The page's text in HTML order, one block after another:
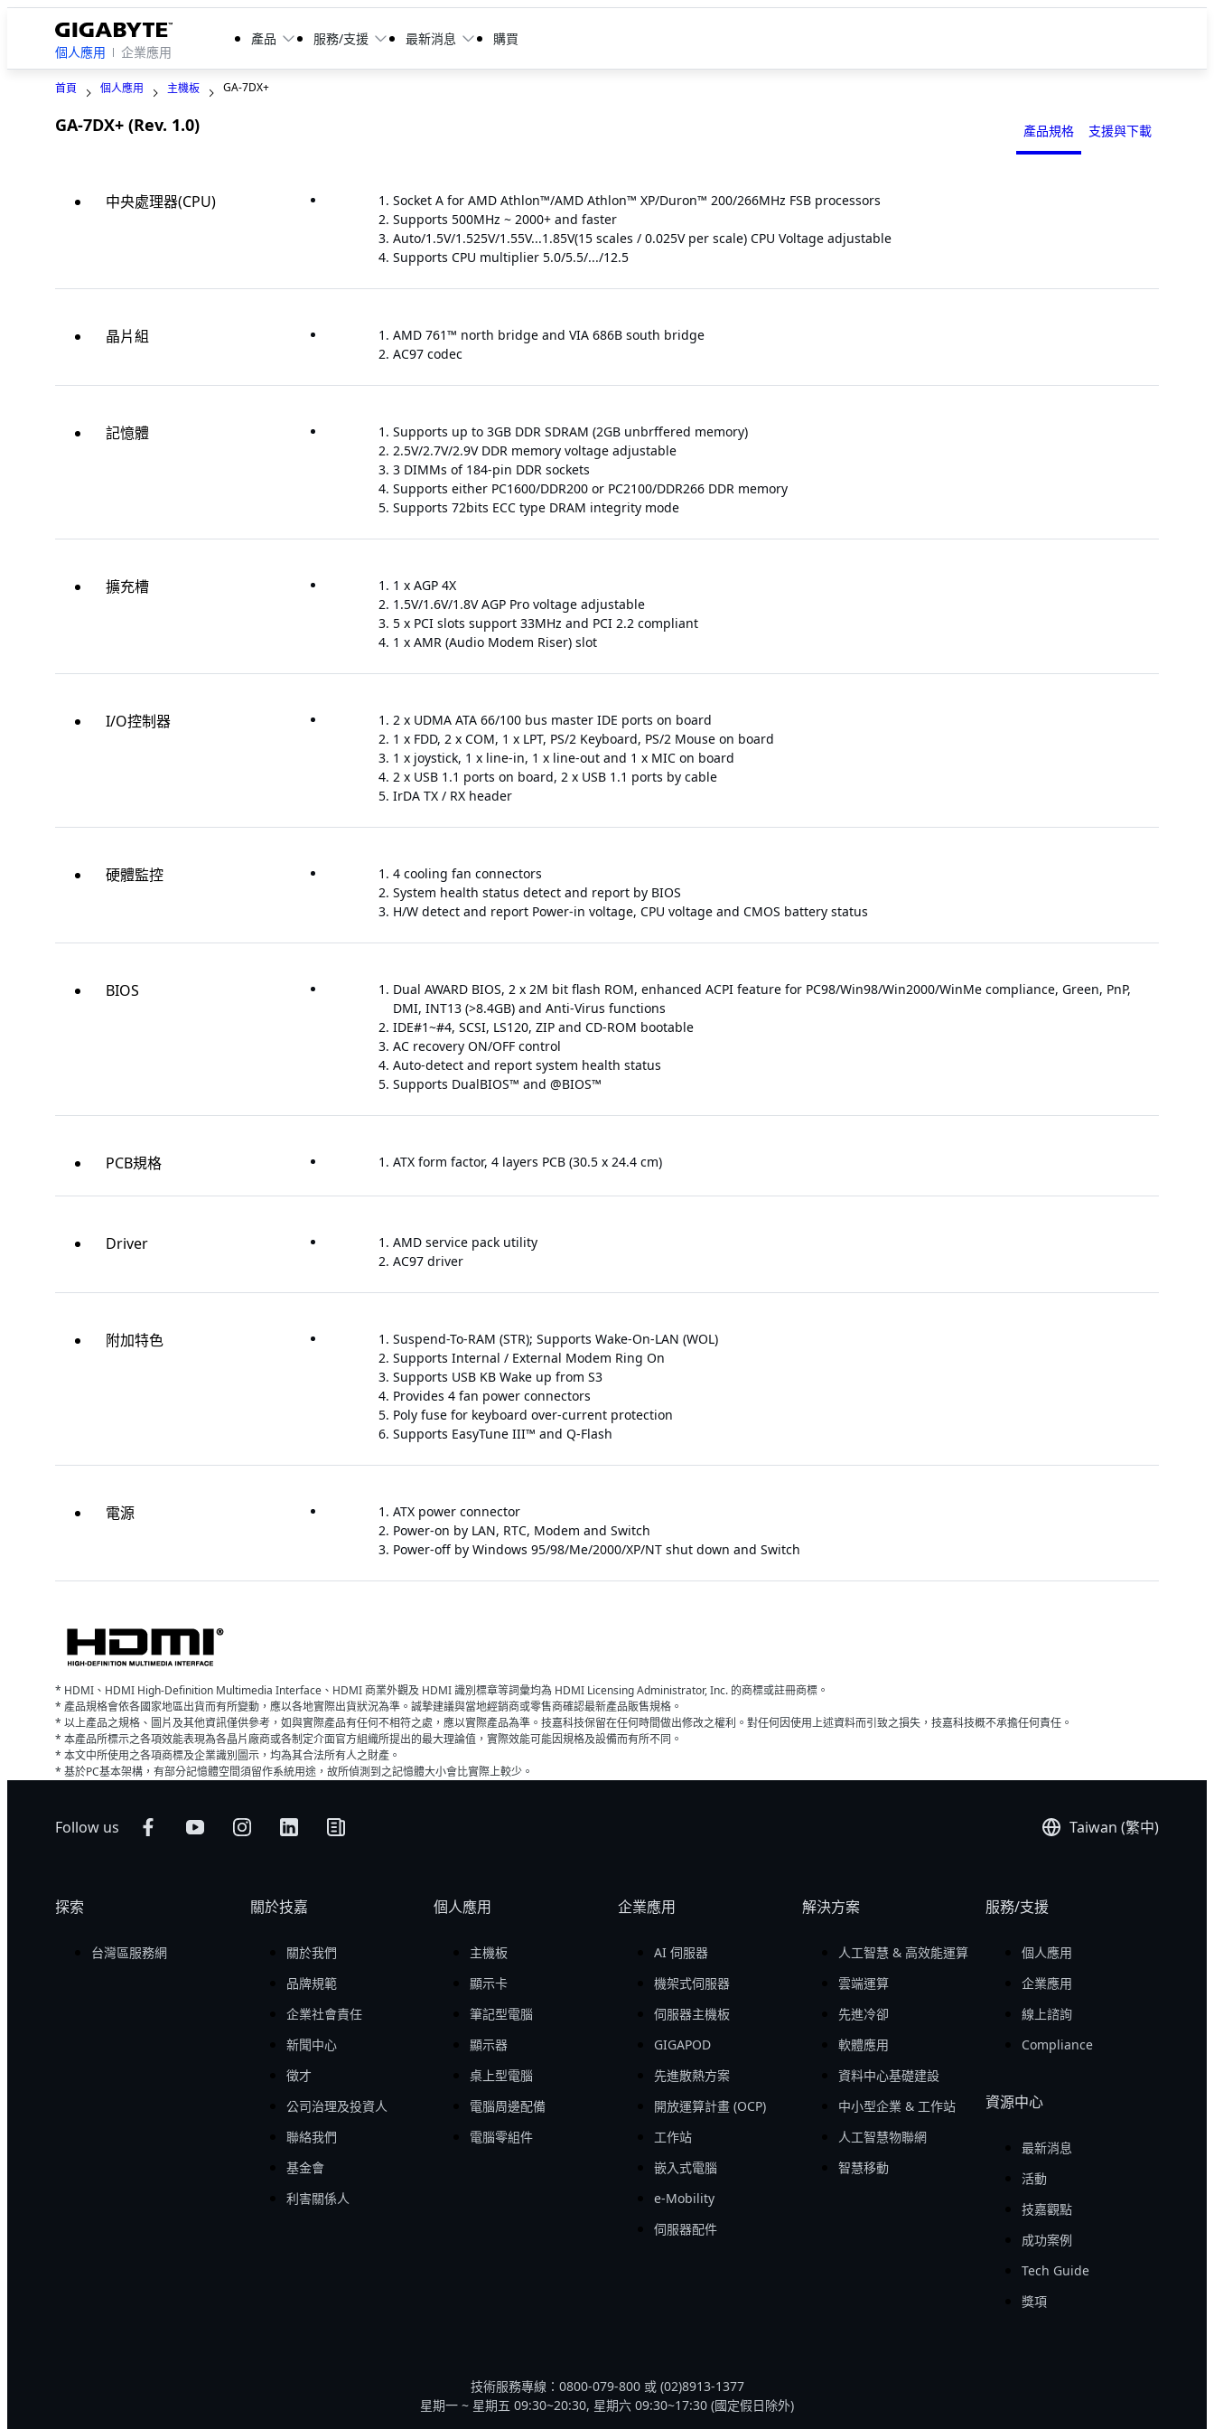
個人應用 企業應用
產品 服務/支援 最新消息 購買
首頁 個人應用 主機板 GA-7DX+
GA-7DX+ (Rev. 1.0) 產品規格 支援與下載
中央處理器(CPU)
Socket A for AMD Athlon™/AMD Athlon™ XP/Duron™ 200/266MHz FSB processors
Supports 500MHz ~ 2000+ and faster
Auto/1.5V/1.525V/1.55V...1.85V(15 scales / 0.025V per scale) CPU Voltage adjustable
Supports CPU multiplier 5.0/5.5/.../12.5
晶片組
AMD 761™ north bridge and VIA 686B south bridge
AC97 codec
記憶體
Supports up to 3GB DDR SDRAM (2GB unbrffered memory)
2.5V/2.7V/2.9V DDR memory voltage adjustable
3 DIMMs of 184-pin DDR sockets
Supports either PC1600/DDR200 or PC2100/DDR266 DDR memory
Supports 72bits ECC type DRAM integrity mode
擴充槽
1 x AGP 4X
1.5V/1.6V/1.8V AGP Pro voltage adjustable
5 x PCI slots support 33MHz and PCI 2.2 compliant
1 x AMR (Audio Modem Riser) slot
I/O控制器
2 x UDMA ATA 66/100 bus master IDE ports on board
1 x FDD, 2 x COM, 1 x LPT, PS/2 Keyboard, PS/2 Mouse on board
1 x joystick, 1 x line-in, 1 x line-out and 1 x MIC on board
2 x USB 1.1 ports on board, 2 x USB 1.1 ports by cable
IrDA TX / RX header
硬體監控
4 cooling fan connectors
System health status detect and report by BIOS
H/W detect and report Power-in voltage, CPU voltage and CMOS battery status
BIOS
Dual AWARD BIOS, 2 x 2M bit flash ROM, enhanced ACPI feature for PC98/Win98/Win2000/WinMe compliance, Green, PnP,
DMI, INT13 (>8.4GB) and Anti-Virus functions
IDE#1~#4, SCSI, LS120, ZIP and CD-ROM bootable
AC recovery ON/OFF control
Auto-detect and report system health status
Supports DualBIOS™ and @BIOS™
PCB規格 ATX form factor, 4 layers PCB (30.5 x 24.4 cm)
Driver
AMD service pack utility
AC97 driver
附加特色
Suspend-To-RAM (STR); Supports Wake-On-LAN (WOL)
Supports Internal / External Modem Ring On
Supports USB KB Wake up from S3
Provides 4 fan power connectors
Poly fuse for keyboard over-current protection
Supports EasyTune III™ and Q-Flash
電源
ATX power connector
Power-on by LAN, RTC, Modem and Switch
Power-off by Windows 95/98/Me/2000/XP/NT shut down and Switch
* HDMI、HDMI High-Definition Multimedia Interface、HDMI 商業外觀及 HDMI 識別標章等詞彙均為 HDMI Licensing Administrator, Inc. 的商標或註冊商標。
* 產品規格會依各國家地區出貨而有所變動，應以各地實際出貨狀況為準。誠摯建議與當地經銷商或零售商確認最新產品販售規格。
* 以上產品之規格、圖片及其他資訊僅供參考，如與實際產品有任何不相符之處，應以實際產品為準。技嘉科技保留在任何時間做出修改之權利。對任何因使用上述資料而引致之損失，技嘉科技概不承擔任何責任。
* 本產品所標示之各項效能表現為各晶片廠商或各制定介面官方組織所提出的最大理論值，實際效能可能因規格及設備而有所不同。
* 本文中所使用之各項商標及企業識別圖示，均為其合法所有人之財產。
* 基於PC基本架構，有部分記憶體空間須留作系統用途，故所偵測到之記憶體大小會比實際上較少。
Follow us Taiwan (繁中)
探索
台灣區服務網
關於技嘉
關於我們
品牌規範
企業社會責任
新聞中心
徵才
公司治理及投資人
聯絡我們
基金會
利害關係人
個人應用
主機板
顯示卡
筆記型電腦
顯示器
桌上型電腦
電腦周邊配備
電腦零組件
企業應用
AI 伺服器
機架式伺服器
伺服器主機板
GIGAPOD
先進散熱方案
開放運算計畫 (OCP)
工作站
嵌入式電腦
e-Mobility
伺服器配件
解決方案
人工智慧 & 高效能運算
雲端運算
先進冷卻
軟體應用
資料中心基礎建設
中小型企業 & 工作站
人工智慧物聯網
智慧移動
服務/支援
個人應用
企業應用
線上諮詢
Compliance
資源中心
最新消息
活動
技嘉觀點
成功案例
Tech Guide
獎項
技術服務專線：0800-079-800 或 (02)8913-1377
星期一 ~ 星期五 09:30~20:30, 星期六 09:30~17:30 (國定假日除外)